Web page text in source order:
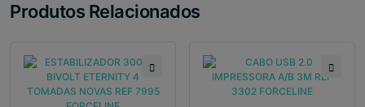
Produtos Relacionados